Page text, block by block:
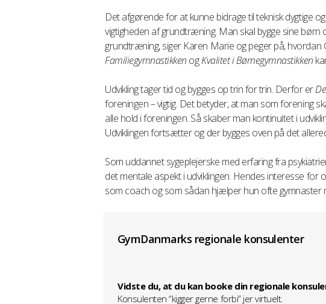
Det afgørende for at kunne bidrage til teknisk dygtige
vigtigheden af grundtræning. Man skal bygge sine børn
grundtræning, siger Karen Marie og peger på,
Familiegymnastikken ogKvalitet i Børnegymnastikken
Udvikling tager tid og bygges op trin for trin. Derfor er
foreningen – vigtig. Det betyder, at man som forening
alle hold i foreningen. Så skaber man kontinuitet i
Udviklingen fortsætter og der bygges oven på det
Som uddannet sygeplejerske med erfaring fra
det mentale aspekt i udviklingen. Hendes interesse
som coach og som sådan hjælper hun ofte gymnaster
GymDanmarks regionale konsulenter
Vidste du, at du kan booke din regionale
Konsulenten “kigger gerne forbi” jer virtuelt.